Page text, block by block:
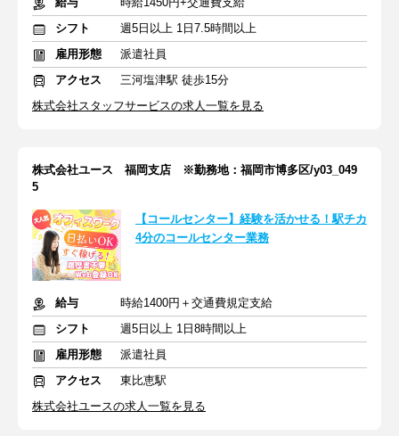
シフト
週5日以上 1日7.5時間以上
雇用形態
派遣社員
アクセス
三河塩津駅 徒歩15分
株式会社スタッフサービスの求人一覧を見る
株式会社ユース 福岡支店 ※勤務地：福岡市博多区/y03_049
5
【コールセンター】経験を活かせる！駅チカ
4分のコールセンター業務
給与
時給1400円＋交通費規定支給
シフト
週5日以上 1日8時間以上
雇用形態
派遣社員
アクセス
東比恵駅
株式会社ユースの求人一覧を見る